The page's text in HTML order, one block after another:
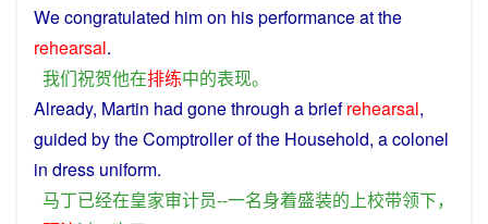
Wecongratulated himon hisperformanceatthe
rehearsal.
我们祝贺他在排练中的表现。
Already, Martin had gonethrough abriefrehearsal,
guided by the Comptrollerofthe Household, acolonel
in dress uniform.
马丁已经在皇家审计员--一名身着盛装的上校带领下，